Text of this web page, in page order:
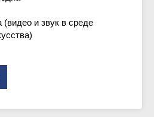
(видео и звук в среде